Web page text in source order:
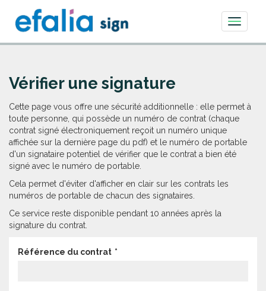
Toggle
Vérifier une signature
Cette page vous offre une sécurité additionnelle : elle permet à
toute personne, qui possède un numéro de contrat (chaque
contrat signé électroniquement reçoit un numéro unique
affichée sur la dernière page du pdf) et le numéro de portable
d'un signataire potentiel de vérifier que le contrat a bien été
signé avec le numéro de portable.
Cela permet d'éviter d'afficher en clair sur les contrats les
numéros de portable de chacun des signataires.
Ce service reste disponible pendant 10 années après la
signature du contrat.
Référence du contrat